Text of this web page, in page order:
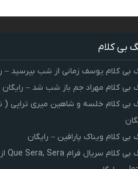
بی کلام
بی کلام یوسف زمانی از شب بپرسید –
بی کلام مهراد جم باز شب شد – رایگان
بی کلام خلسه و شاهین میری تراپی (
بی کلام ویناک پارافین – رایگان